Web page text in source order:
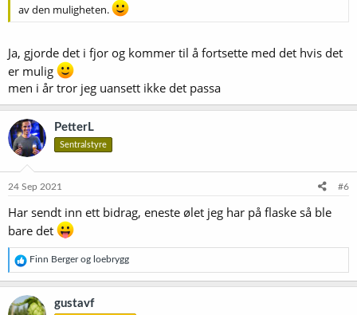
av den muligheten.
Ja, gjorde det i fjor og kommer til å fortsette med det hvis det
er mulig
men i år tror jeg uansett ikke det passa
PetterL
Sentralstyre
24 Sep 2021 #6
Har sendt inn ett bidrag, eneste ølet jeg har på flaske så ble
bare det
R
e
a
k
s
Finn Bergerog loebrygg
gustavf